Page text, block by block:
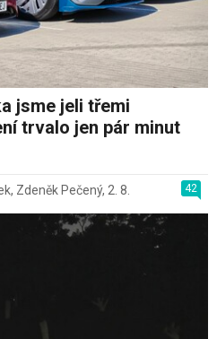
jsme jeli třemi
trvalo jen pár minut
42
, Zdeněk Pečený, 2. 8.